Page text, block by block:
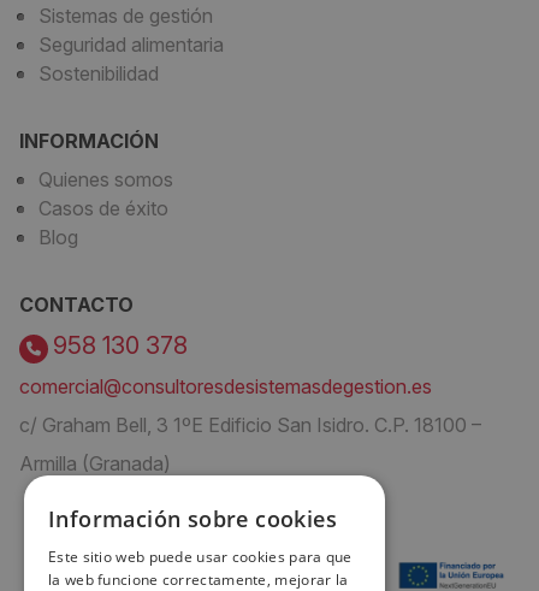
Sistemas de gestión
Seguridad alimentaria
Sostenibilidad
INFORMACIÓN
Quienes somos
Casos de éxito
Blog
CONTACTO
958 130 378
comercial@consultoresdesistemasdegestion.es
c/ Graham Bell, 3 1ºE Edificio San Isidro. C.P. 18100 –
Armilla (Granada)
Información sobre cookies
Este sitio web puede usar cookies para que
la web funcione correctamente, mejorar la